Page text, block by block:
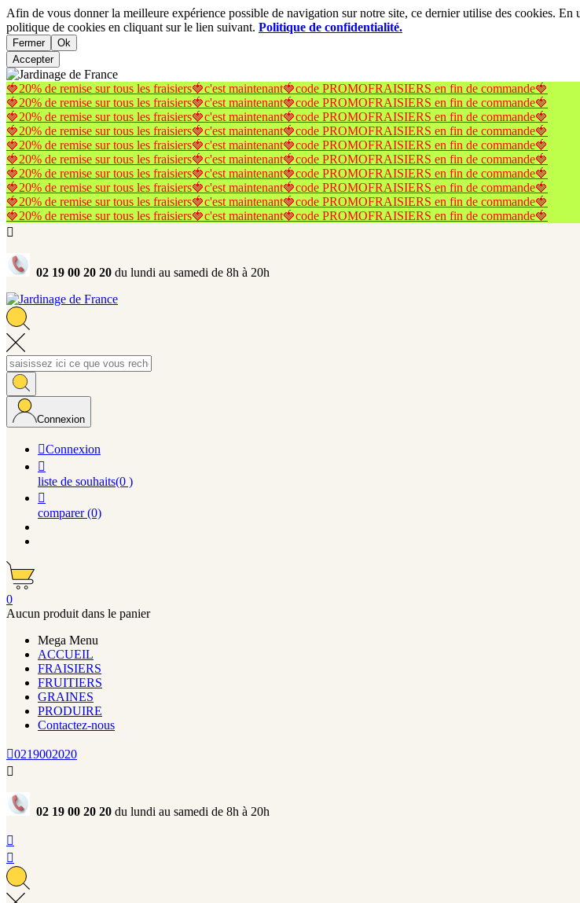
Afin de vous donner la meilleure expérience possible de navigation sur notre site, ce dernier utilise des cookies.
politique de cookies en cliquant sur le lien suivant. Politique de confidentialité.
Fermer
Ok
Accepter
🍓20% de remise sur tous les fraisiers🍓c'est maintenant🍓code PROMOFRAISIERS en fin de commande🍓
🍓20% de remise sur tous les fraisiers🍓c'est maintenant🍓code PROMOFRAISIERS en fin de commande🍓
🍓20% de remise sur tous les fraisiers🍓c'est maintenant🍓code PROMOFRAISIERS en fin de commande🍓
🍓20% de remise sur tous les fraisiers🍓c'est maintenant🍓code PROMOFRAISIERS en fin de commande🍓
🍓20% de remise sur tous les fraisiers🍓c'est maintenant🍓code PROMOFRAISIERS en fin de commande🍓
🍓20% de remise sur tous les fraisiers🍓c'est maintenant🍓code PROMOFRAISIERS en fin de commande🍓
🍓20% de remise sur tous les fraisiers🍓c'est maintenant🍓code PROMOFRAISIERS en fin de commande🍓
🍓20% de remise sur tous les fraisiers🍓c'est maintenant🍓code PROMOFRAISIERS en fin de commande🍓
🍓20% de remise sur tous les fraisiers🍓c'est maintenant🍓code PROMOFRAISIERS en fin de commande🍓
🍓20% de remise sur tous les fraisiers🍓c'est maintenant🍓code PROMOFRAISIERS en fin de commande🍓

02 19 00 20 20 du lundi au samedi de 8h à 20h
Connexion
Connexion

liste de souhaits(0 )

comparer(0)
0
Aucun produit dans le panier
Mega Menu
ACCUEIL
FRAISIERS
FRUITIERS
GRAINES
PRODUIRE
Contactez-nous
0219002020

02 19 00 20 20 du lundi au samedi de 8h à 20h

